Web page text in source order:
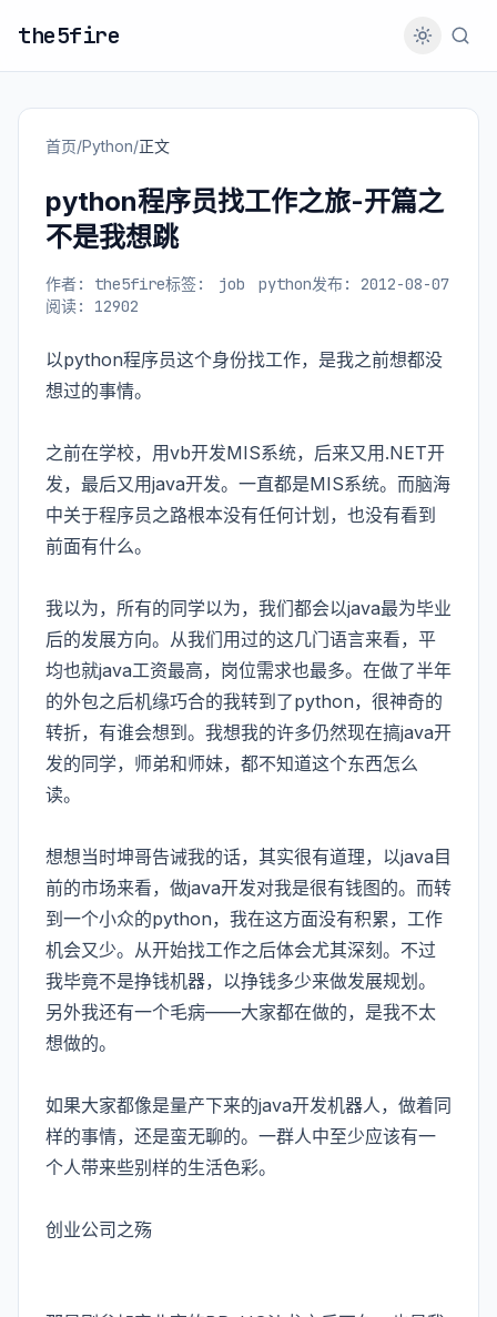
the5fire
首页/Python/正文
python程序员找工作之旅-开篇之
不是我想跳
作者: the5fire标签: job python发布: 2012-08-07
阅读: 12902
以python程序员这个身份找工作，是我之前想都没
想过的事情。
之前在学校，用vb开发MIS系统，后来又用.NET开
发，最后又用java开发。一直都是MIS系统。而脑海
中关于程序员之路根本没有任何计划，也没有看到
前面有什么。
我以为，所有的同学以为，我们都会以java最为毕业
后的发展方向。从我们用过的这几门语言来看，平
均也就java工资最高，岗位需求也最多。在做了半年
的外包之后机缘巧合的我转到了python，很神奇的
转折，有谁会想到。我想我的许多仍然现在搞java开
发的同学，师弟和师妹，都不知道这个东西怎么
读。
想想当时坤哥告诫我的话，其实很有道理，以java目
前的市场来看，做java开发对我是很有钱图的。而转
到一个小众的python，我在这方面没有积累，工作
机会又少。从开始找工作之后体会尤其深刻。不过
我毕竟不是挣钱机器，以挣钱多少来做发展规划。
另外我还有一个毛病——大家都在做的，是我不太
想做的。
如果大家都像是量产下来的java开发机器人，做着同
样的事情，还是蛮无聊的。一群人中至少应该有一
个人带来些别样的生活色彩。
创业公司之殇